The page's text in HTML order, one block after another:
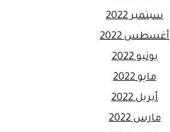
سبتمبر 2022
أغسطس 2022
يونيو 2022
مايو 2022
أبريل 2022
مارس 2022